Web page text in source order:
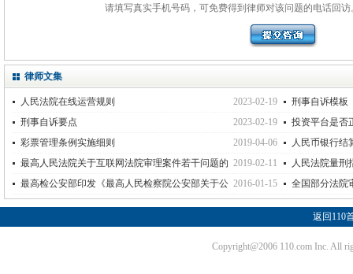
请填写真实手机号码，可免费得到律师对该问题的电话回访
律师文集
人民法院在线运营规则 2023-02-19
刑事自诉模板
刑事自诉要点
2023-02-19
投资平台是否
彩票管理条例实施细则
2019-04-06
人民币银行结
最高人民法院关于互联网法院审理案件若干问题的
规定
2019-02-11
人民法院量刑
最高检公安部印发《最高人民检察院公安部关于公 2016-01-15 全国部分法院
返回110
Copyright@2006 110.com Inc. All